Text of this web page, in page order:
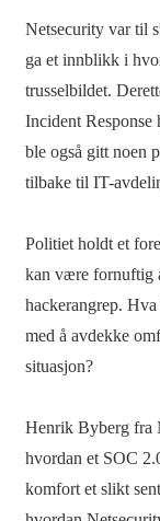
Netsecurity var til
ga et innblikk i
trusselbildet.
Incident Response
ble også gitt noen
tilbake til IT-
Politiet holdt et
kan være fornuftig
hackerangrep.
med å avdekke
situasjon?
Henrik Byberg fra
hvordan et SOC
komfort et slikt